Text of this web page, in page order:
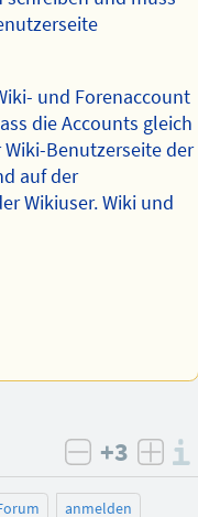
und Forenaccount
die Accounts gleich
Benutzerseite der
auf der
Wikiuser. Wiki und
negativ
+3
anmelden